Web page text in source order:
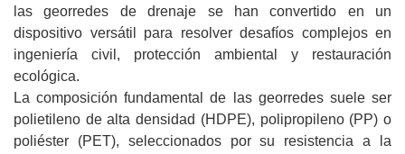
las georredes de drenaje se han convertido en un
dispositivo versátil para resolver desafíos complejos en
ingeniería civil, protección ambiental y restauración
ecológica.
La composición fundamental de las georredes suele ser
polietileno de alta densidad (HDPE), polipropileno (PP) o
poliéster (PET), seleccionados por su resistencia a la